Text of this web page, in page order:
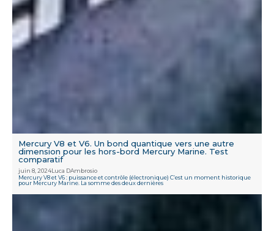
Mercury V8 et V6. Un bond quantique vers une autre
dimension pour les hors-bord Mercury Marine. Test
comparatif
juin 8, 2024Luca DAmbrosio
Mercury V8 et V6 : puissance et contrôle (électronique) C’est un moment historique
pour Mercury Marine. La somme des deux dernières